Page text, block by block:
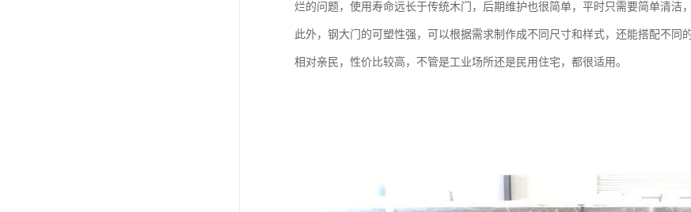
烂的问题，使用寿命远长于传统木门，后期维护也很简单，平时只需要简单清洁
此外，钢大门的可塑性强，可以根据需求制作成不同尺寸和样式，还能搭配不同
相对亲民，性价比较高，不管是工业场所还是民用住宅，都很适用。